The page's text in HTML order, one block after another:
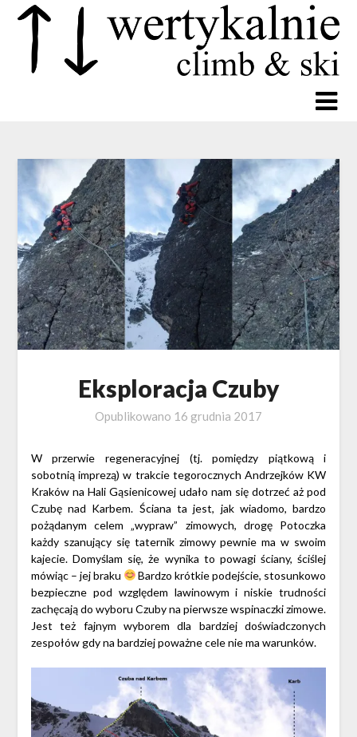
Eksploracja Czuby
Opublikowano 16 grudnia 2017
W przerwie regeneracyjnej (tj. pomiędzy piątkową i
sobotnią imprezą) w trakcie tegorocznych Andrzejków KW
Kraków na Hali Gąsienicowej udało nam się dotrzeć aż pod
Czubę nad Karbem. Ściana ta jest, jak wiadomo, bardzo
pożądanym celem „wypraw” zimowych, drogę Potoczka
każdy szanujący się taternik zimowy pewnie ma w swoim
kajecie. Domyślam się, że wynika to powagi ściany, ściślej
mówiąc – jej braku
Bardzo krótkie podejście, stosunkowo
bezpieczne pod względem lawinowym i niskie trudności
zachęcają do wyboru Czuby na pierwsze wspinaczki zimowe.
Jest też fajnym wyborem dla bardziej doświadczonych
zespołów gdy na bardziej poważne cele nie ma warunków.